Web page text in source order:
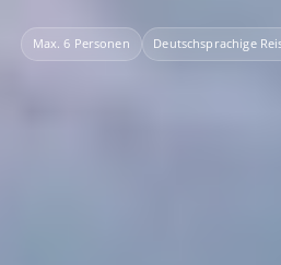
Max. 6 Personen Deutschsprachige